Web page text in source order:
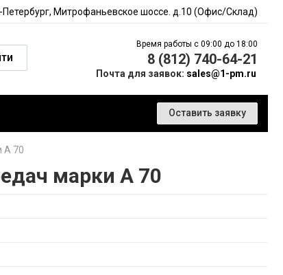
Петербург, Митрофаньевское шоссе. д.10 (Офис/Склад)
Время работы с 09:00 до 18:00
8 (812) 740-64-21
Почта для заявок: sales@1-pm.ru
Оставить заявку
А 70
марки А 70